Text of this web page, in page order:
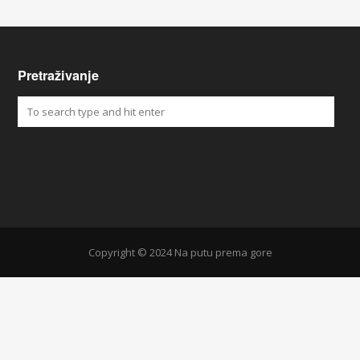
Pretraživanje
Copyright © 2024 Na putu prema gore